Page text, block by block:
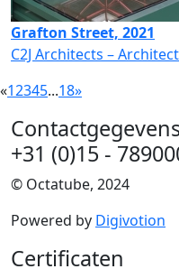
Grafton Street, 2021
C2J Architects –
«12345...18»
+31 (0)15 -
© Octatube, 2024
Powered by Digivotion
Certificaten